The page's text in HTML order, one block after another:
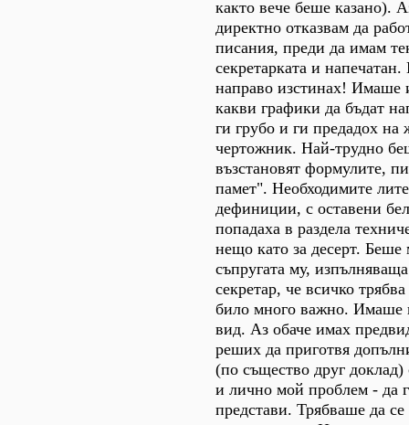
както вече беше казано).
директно отказвам да
писания, преди да имам
секретарката и
направо изстинах! Имаше
какви графики да бъдат
ги грубо и ги предадох на
чертожник. Най-трудно
възстановят формулите,
памет". Необходимите
дефиниции, с оставени
попадаха в раздела
нещо като за десерт. Беше
съпругата му,
секретар, че всичко
било много важно. Имаше
вид. Аз обаче имах
реших да приготвя
(по същество друг доклад)
и лично мой проблем - да
представи. Трябваше да се